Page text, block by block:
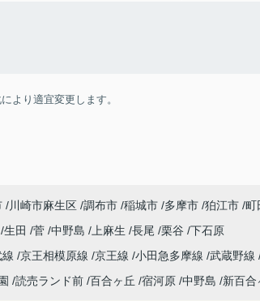
より適宜変更します。
川崎市麻生区 調布市 稲城市 多摩市 狛江市 町
生田 菅 中野島 上麻生 長尾 栗谷 下石原
京王相模原線 京王線 小田急多摩線 武蔵野線
読売ランド前 百合ヶ丘 宿河原 中野島 新百合